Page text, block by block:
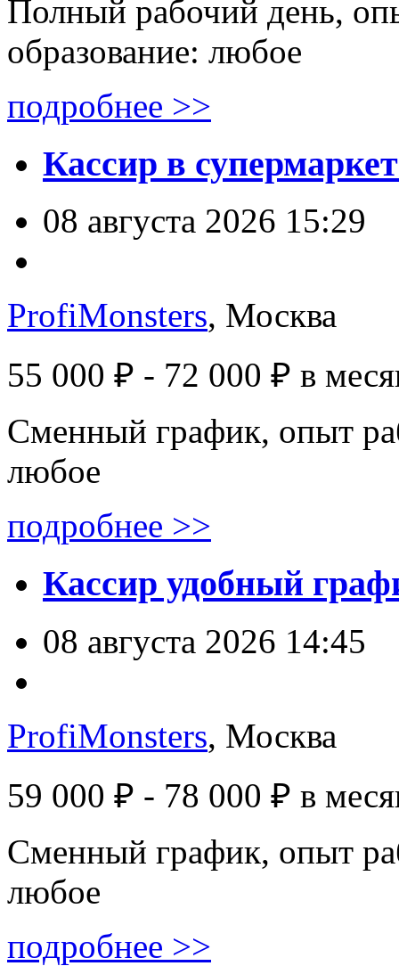
Полный рабочий день,
образование: любое
подробнее >>
Кассир в
08 августа 2026 15:29
ProfiMonsters, Москва
55 000 ₽ - 72 000 ₽ в
Сменный график, опыт
любое
подробнее >>
Кассир удобный
08 августа 2026 14:45
ProfiMonsters, Москва
59 000 ₽ - 78 000 ₽ в
Сменный график, опыт
любое
подробнее >>